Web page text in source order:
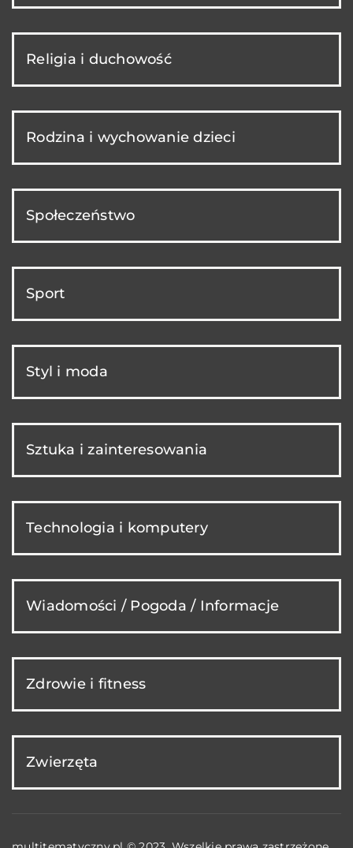
Religia i duchowość
Rodzina i wychowanie dzieci
Społeczeństwo
Sport
Styl i moda
Sztuka i zainteresowania
Technologia i komputery
Wiadomości / Pogoda / Informacje
Zdrowie i fitness
Zwierzęta